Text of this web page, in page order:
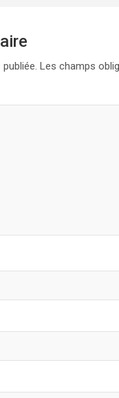
Les champs